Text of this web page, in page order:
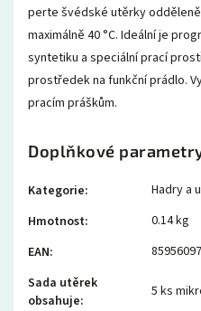
perte švédské utěrky
maximálně 40 °C. Ideální je
syntetiku a speciální prací
prostředek na funkční prádlo.
pracím práškům.
Doplňkové
Kategorie:
Hadry a
Hmotnost:
0.14 kg
EAN:
Sada utěrek
obsahuje:
5 ks